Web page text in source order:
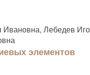
Лебедев
элементов